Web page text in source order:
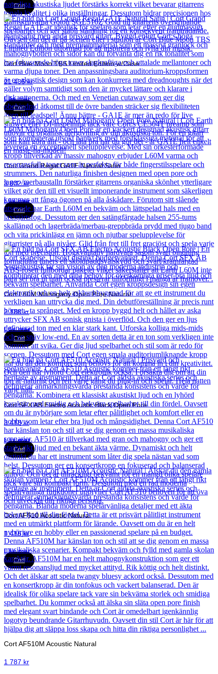
Cort
Cort Blue Moon TBS Limited Edition w/Case
21 435kr
Läs mer
Cort
Cort Grand Regal GA1E Natural Satin
3 832kr
Läs mer
Cort
Cort L60M Mahogany Open Pore Natural
2 188kr
Läs mer
Cort
Cort SFX AB Electro Acoustic Black Open Pore
3 418kr
Läs mer
Cort
Cort AF510 Acoustic Natural
1 416kr
Läs mer
Cort
Cort AF510M Acoustic Natural
1 787 kr